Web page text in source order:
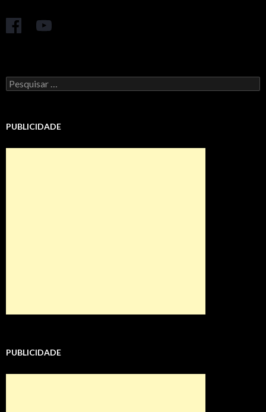
Pesquisar
por:
PUBLICIDADE
PUBLICIDADE